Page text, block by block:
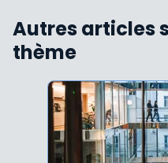
Autres articles
thème